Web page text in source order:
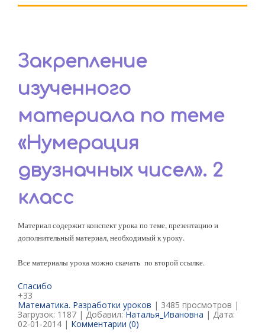
Закрепление
изученного
материала по теме
«Нумерация
двузначных чисел». 2
класс
Материал содержит конспект урока по теме, презентацию и
дополнительный материал, необходимый к уроку.
Все материалы урока можно скачать по второй ссылке.
Спасибо
+33
Математика. Разработки уроков | 3485 просмотров |
Загрузок: 1187 | Добавил:Наталья_Ивановна | Дата:
02-01-2014 | Комментарии (0)